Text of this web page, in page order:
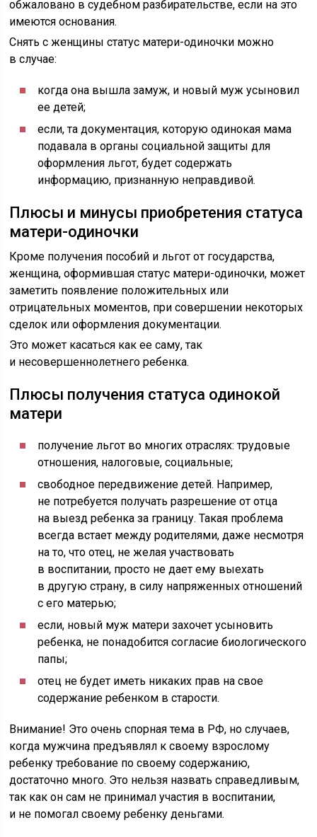
обжаловано в судебном разбирательстве, если на это
имеются основания.
Снять с женщины статус матери-одиночки можно
в случае:
когда она вышла замуж, и новый муж усыновил
ее детей;
если, та документация, которую одинокая мама
подавала в органы социальной защиты для
оформления льгот, будет содержать
информацию, признанную неправдивой.
Плюсы и минусы приобретения статуса
матери-одиночки
Кроме получения пособий и льгот от государства,
женщина, оформившая статус матери-одиночки, может
заметить появление положительных или
отрицательных моментов, при совершении некоторых
сделок или оформления документации.
Это может касаться как ее саму, так
и несовершеннолетнего ребенка.
Плюсы получения статуса одинокой
матери
получение льгот во многих отраслях: трудовые
отношения, налоговые, социальные;
свободное передвижение детей. Например,
не потребуется получать разрешение от отца
на выезд ребенка за границу. Такая проблема
всегда встает между родителями, даже несмотря
на то, что отец, не желая участвовать
в воспитании, просто не дает ему выехать
в другую страну, в силу напряженных отношений
с его матерью;
если, новый муж матери захочет усыновить
ребенка, не понадобится согласие биологического
папы;
отец не будет иметь никаких прав на свое
содержание ребенком в старости.
Внимание! Это очень спорная тема в РФ, но случаев,
когда мужчина предъявлял к своему взрослому
ребенку требование по своему содержанию,
достаточно много. Это нельзя назвать справедливым,
так как он сам не принимал участия в воспитании,
и не помогал своему ребенку деньгами.